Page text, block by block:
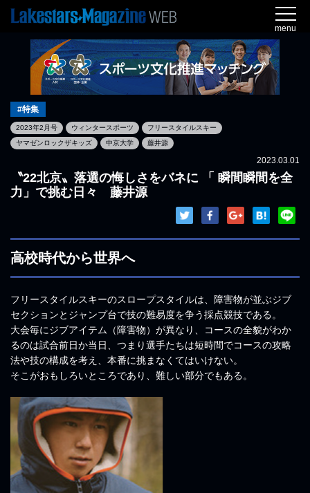
menu
#特集
2023年2月号 ウィンタースポーツ
フリースタイルスキー
ヤマゼンロックザキッズ
中京大学 藤井源
2023.03.01
〝22北京〟落選の悔しさをバネに 「 瞬間瞬間を全
力」で挑む日々 藤井源
高校時代から世界へ
フリースタイルスキーのスロープスタイルは、障害物が並ぶジブ
セクションとジャンプ台で技の難易度を争う採点競技である。
大会毎にジブアイテム（障害物）が異なり、コースの全貌がわか
るのは試合前日か当日、つまり選手たちは短時間でコースの攻略
法や技の構成を考え、本番に挑まなくてはいけない。
そこがおもしろいところであり、難しい部分でもある。